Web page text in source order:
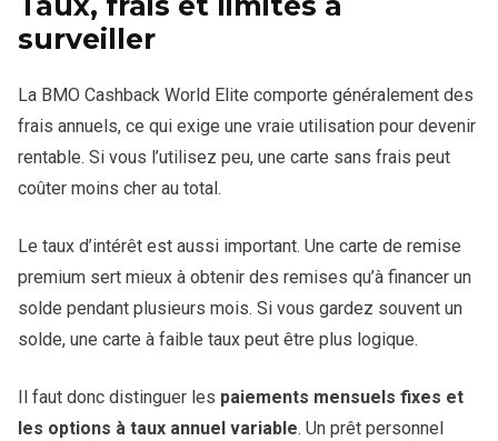
surveiller
La BMO Cashback World Elite comporte généralement des
frais annuels, ce qui exige une vraie utilisation pour devenir
rentable. Si vous l’utilisez peu, une carte sans frais peut
coûter moins cher au total.
Le taux d’intérêt est aussi important. Une carte de remise
premium sert mieux à obtenir des remises qu’à financer un
solde pendant plusieurs mois. Si vous gardez souvent un
solde, une carte à faible taux peut être plus logique.
Il faut donc distinguer les paiements mensuels fixes et
les options à taux annuel variable. Un prêt personnel